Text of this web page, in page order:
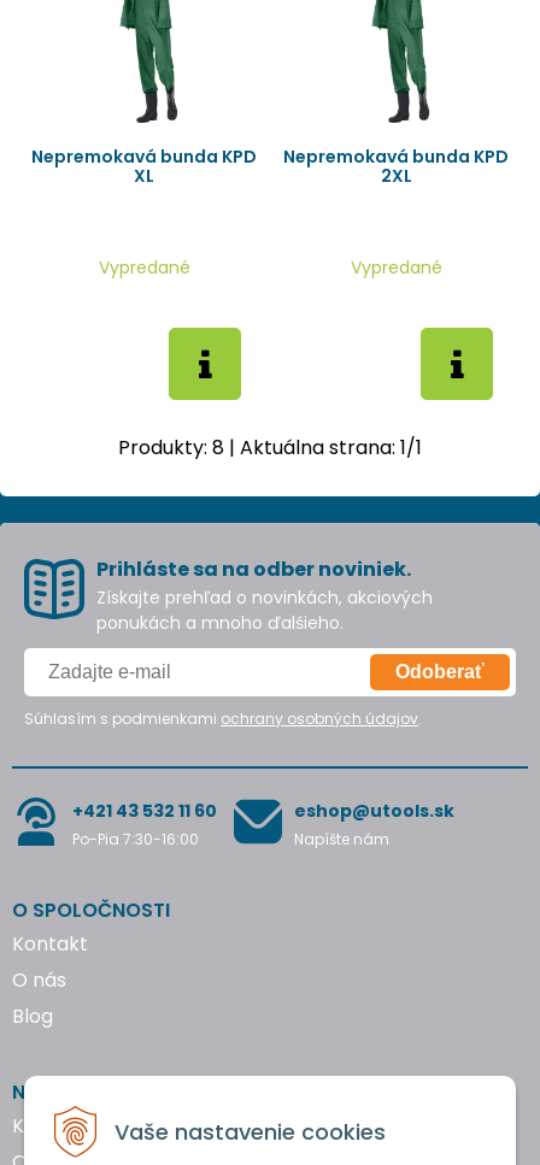
Vaše nastavenie cookies
Nepremokavá bunda KPD
XL
Vypredané
Nepremokavá bunda KPD
2XL
Vypredané
Produkty: 8 | Aktuálna strana: 1/1
Prihláste sa na odber noviniek.
Získajte prehľad o novinkách, akciových
ponukách a mnoho ďalšieho.
Odoberať
Súhlasím s podmienkami ochrany osobných údajov.
+421 43 532 11 60
Po-Pia 7:30-16:00
eshop@utools.sk
Napíšte nám
O SPOLOČNOSTI
Kontakt
O nás
Blog
NAKUPOVANIE
Katalógy náradia